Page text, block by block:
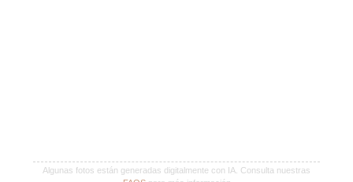
Algunas fotos están generadas digitalmente con IA. Consulta nuestras